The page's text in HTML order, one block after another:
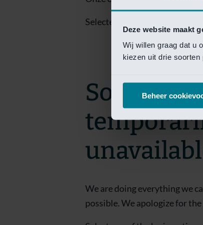
Deze website maakt
Wij willen graag dat u
kiezen uit drie
Beheer
Selecteer een van de login
Sorry!
We are doing everything we
possible. We apologize for